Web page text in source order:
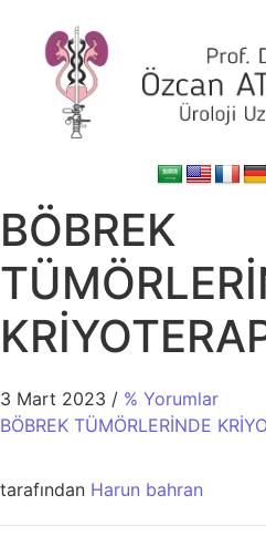
BÖBREK
3 Mart 2023 / % Yorumlar
BÖBREK TÜMÖRLERİNDE
tarafından Harun bahran